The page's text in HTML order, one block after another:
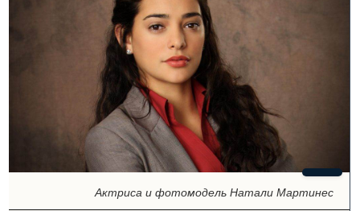
Актриса и фотомодель Натали Мартинес